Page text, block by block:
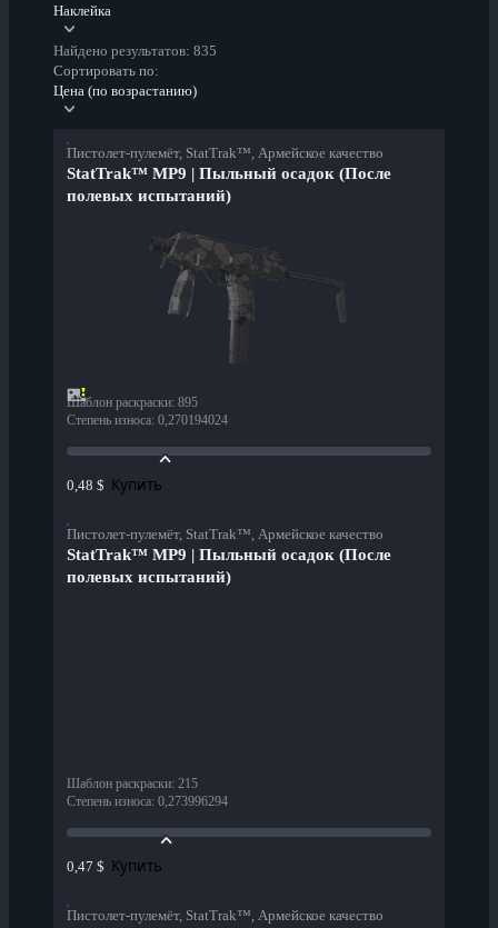
Наклейка
Найдено результатов: 835
Сортировать по:
Цена (по возрастанию)
Пистолет-пулемёт, StatTrak™, Армейское качество
StatTrak™ MP9 | Пыльный осадок (После
полевых испытаний)
Шаблон раскраски: 895
Степень износа: 0,270194024
0,48 $ Купить
Пистолет-пулемёт, StatTrak™, Армейское качество
StatTrak™ MP9 | Пыльный осадок (После
полевых испытаний)
Шаблон раскраски: 215
Степень износа: 0,273996294
0,47 $ Купить
Пистолет-пулемёт, StatTrak™, Армейское качество